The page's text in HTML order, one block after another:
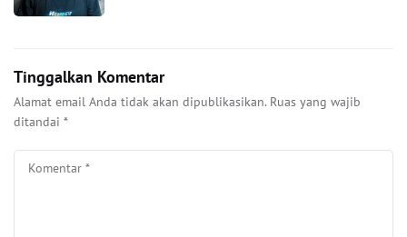
Tinggalkan Komentar
Alamat email Anda tidak akan dipublikasikan. Ruas yang wajib
ditandai *